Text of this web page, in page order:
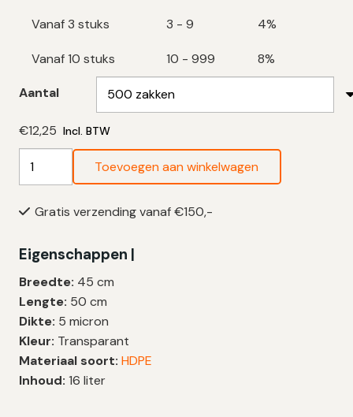
Vanaf 3 stuks 3 - 9 4%
Vanaf 10 stuks 10 - 999 8%
Aantal
€12,25 Incl. BTW
Transparante
Liter
HDPE
|
T10
|
45×50
cm
–
Toevoegen aan winkelwagen
Gratis verzending vanaf €150,-
Eigenschappen |
Breedte: 45 cm
Lengte: 50 cm
Dikte: 5 micron
Kleur: Transparant
Materiaal soort: HDPE
Inhoud: 16 liter